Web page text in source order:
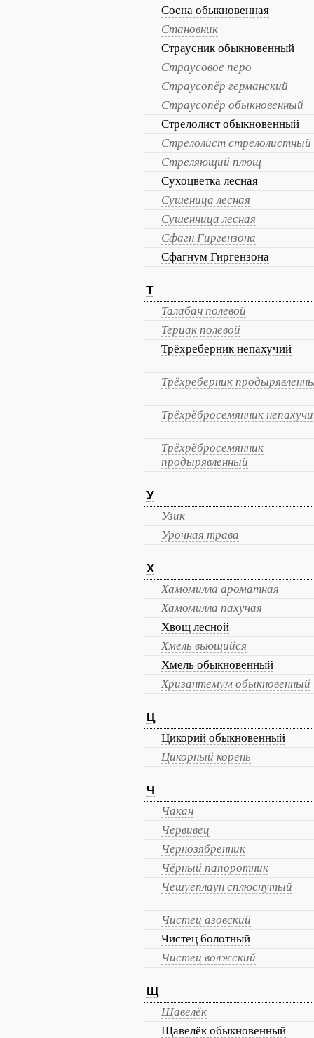
Сосна обыкновенная
Становник
Страусник обыкновенный
Страусовое перо
Страусопёр германский
Страусопёр обыкновенный
Стрелолист обыкновенный
Стрелолист стрелолистный
Стреляющий плющ
Сухоцветка лесная
Сушеница лесная
Сушенница лесная
Сфагн Гиргензона
Сфагнум Гиргензона
Т
Талабан полевой
Териак полевой
Трёхреберник непахучий
Трёхреберник
Трёхрёбросемянник
Трёхрёбросемянник
продырявленный
У
Узик
Урочная трава
Х
Хамомилла ароматная
Хамомилла пахучая
Хвощ лесной
Хмель вьющийся
Хмель обыкновенный
Хризантемум обыкновенный
Ц
Цикорий обыкновенный
Цикорный корень
Ч
Чакан
Червивец
Чернозябренник
Чёрный папоротник
Чешуеплаун сплюснутый
Чистец азовский
Чистец болотный
Чистец волжский
Щ
Щавелёк
Щавелёк обыкновенный